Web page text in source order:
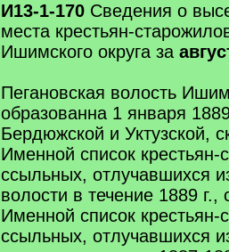
И13-1-170 Сведения о
места крестьян-
Ишимского округа за
Пегановская волость
образованна 1 января
Бердюжской и Уктузской,
Именной список крестьян-
ссыльных, отлучавшихся
волости в течение 1889 г.,
Именной список крестьян-
ссыльных, отлучавшихся